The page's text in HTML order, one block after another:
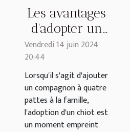
Les avantages
d'adopter un
chiot Pomsky
auprès d'un
élevage
familial dédié
Vendredi 14 juin 2024
20:44
Lorsqu'il s'agit d'ajouter
un compagnon à quatre
pattes à la famille,
l'adoption d'un chiot est
un moment empreint